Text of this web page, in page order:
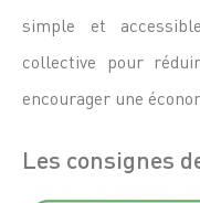
simple et
collective pour
encourager une
Les consignes